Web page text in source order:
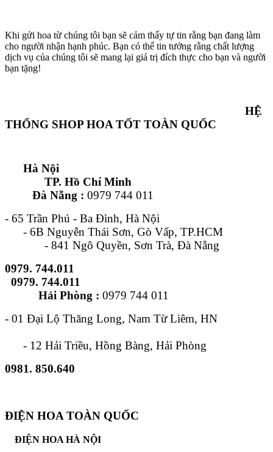
Khi gửi hoa từ chúng tôi bạn sẽ cảm thấy tự tin rằng bạn đang làm
cho người nhận hạnh phúc. Bạn có thể tin tưởng rằng chất lượng
dịch vụ của chúng tôi sẽ mang lại giá trị đích thực cho bạn và người
bạn tặng!
HỆ
THỐNG SHOP HOA TỐT TOÀN QUỐC
Hà Nội
TP. Hồ Chí Minh
Đà Nẵng : 0979 744 011
- 65 Trần Phú - Ba Đình, Hà Nội
- 6B Nguyễn Thái Sơn, Gò Vấp, TP.HCM
- 841 Ngô Quyền, Sơn Trà, Đà Nẵng
0979. 744.011
0979. 744.011
Hải Phòng : 0979 744 011
- 01 Đại Lộ Thăng Long, Nam Từ Liêm, HN
- 12 Hải Triều, Hồng Bàng, Hải Phòng
0981. 850.640
ĐIỆN HOA TOÀN QUỐC
ĐIỆN HOA HÀ NỘI